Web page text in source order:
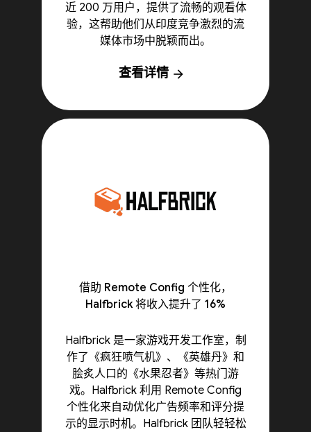
近 200 万用户，提供了流畅的观看体
验，这帮助他们从印度竞争激烈的流
媒体市场中脱颖而出。
查看详情 arrow_forward
借助 Remote Config 个性化，
Halfbrick 将收入提升了 16%
Halfbrick 是一家游戏开发工作室，制
作了《疯狂喷气机》、《英雄丹》和
脍炙人口的《水果忍者》等热门游
戏。Halfbrick 利用 Remote Config
个性化来自动优化广告频率和评分提
示的显示时机。Halfbrick 团队轻轻松